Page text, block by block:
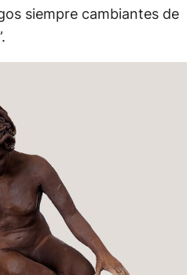
siempre cambiantes de